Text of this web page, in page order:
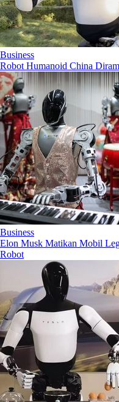
Business
Robot Humanoid China
Business
Elon Musk Matikan Mobil
Robot